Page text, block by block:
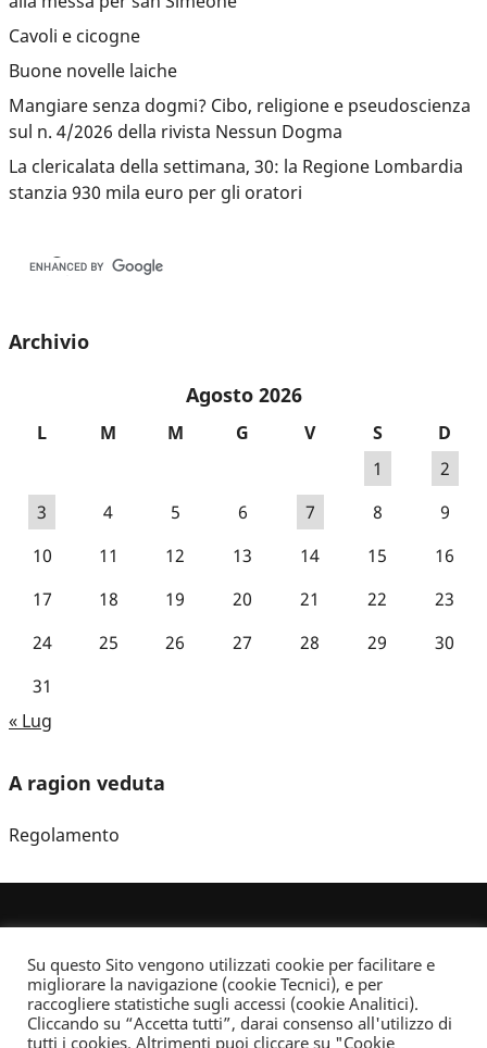
Cavoli e cicogne
Buone novelle laiche
Mangiare senza dogmi? Cibo, religione e pseudoscienza
sul n. 4/2026 della rivista Nessun Dogma
La clericalata della settimana, 30: la Regione Lombardia
stanzia 930 mila euro per gli oratori
Archivio
Agosto 2026
L M M G V S
D
1
2
3
4 5 6 7 8
9
10
11 12 13 14 15
16
17
18 19 20 21 22
23
24
25 26 27 28 29
30
31
« Lug
A ragion veduta
Regolamento
Dove non indicato altrimenti quest’opera è distribuita con Licenza
Su questo Sito vengono utilizzati cookie per facilitare e
migliorare la navigazione (cookie Tecnici), e per
raccogliere statistiche sugli accessi (cookie Analitici).
Cliccando su “Accetta tutti”, darai consenso all'utilizzo di
tutti i cookies. Altrimenti puoi cliccare su "Cookie